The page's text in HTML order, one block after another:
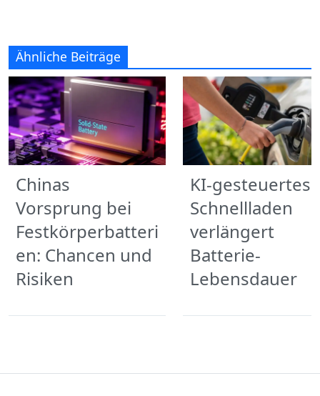
Ähnliche Beiträge
Chinas
Vorsprung bei
Festkörperbatteri
en: Chancen und
Risiken
KI-gesteuertes
Schnellladen
verlängert
Batterie-
Lebensdauer